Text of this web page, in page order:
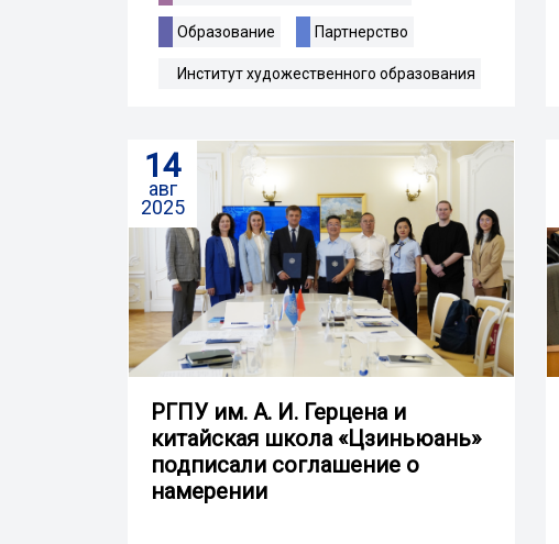
Образование Партнерство
Институт художественного образования
14
авг
2025
РГПУ им. А. И. Герцена и
китайская школа «Цзиньюань»
подписали соглашение о
намерении